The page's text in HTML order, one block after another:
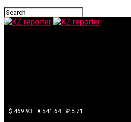
$ 469.93 € 541.64 ₽ 5.71